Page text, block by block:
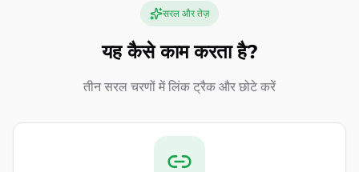
सरल और तेज़
यह कैसे काम करता है?
तीन सरल चरणों में लिंक ट्रैक और छोटे करें